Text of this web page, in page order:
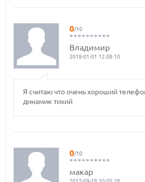
0/10
Владимир
2018-01-01 12:08:10
Я считаю что очень хороший
динамик тихий
0/10
макар